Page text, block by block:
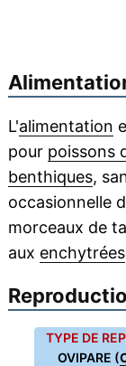
L'alimentation
pour poissons
benthiques,
occasionnelle
morceaux de
aux enchytrées
TYPE DE
OVIPARE (